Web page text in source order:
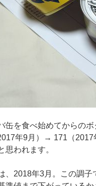
缶を食べ始めてからの
年9月）→ 171（
思われます。
、2018年3月。この調